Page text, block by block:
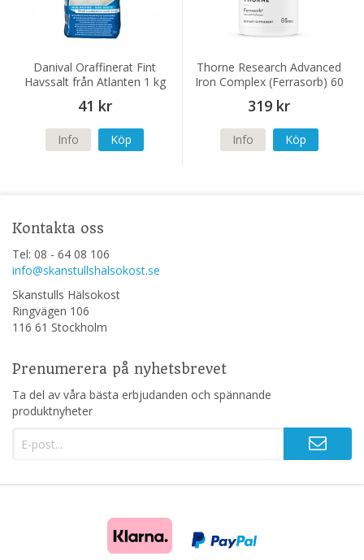
Danival Oraffinerat Fint
Havssalt från Atlanten 1 kg
41 kr
Info Köp
Thorne Research Advanced
Iron Complex (Ferrasorb) 60
kapslar
319 kr
Info Köp
Kontakta oss
Tel: 08 - 64 08 106
info@skanstullshalsokost.se
Skanstulls Hälsokost
Ringvägen 106
116 61 Stockholm
Prenumerera på nyhetsbrevet
Ta del av våra bästa erbjudanden och spännande
produktnyheter